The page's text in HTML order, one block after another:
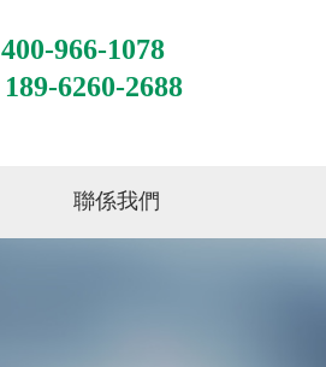
400-966-1078
189-6260-2688
聯係我們